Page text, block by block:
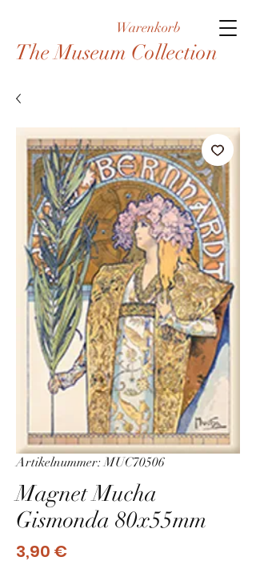
Warenkorb
The Museum Collection
Artikelnummer: MUC70506
Magnet Mucha
Gismonda 80x55mm
3,90 €